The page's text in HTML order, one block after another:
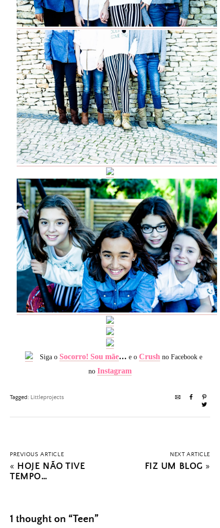
Siga o Socorro! Sou mãe… e o Crush no Facebook e
no Instagram
Tagged: Littleprojects
PREVIOUS ARTICLE
« HOJE NÃO TIVE
TEMPO…
NEXT ARTICLE
FIZ UM BLOG »
1 thought on “Teen”